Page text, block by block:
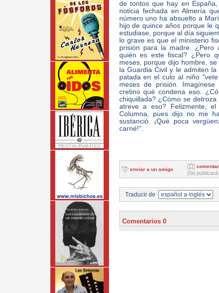
de tontos que hay en
noticia fechada en Almería
número uno ha absuelto a
hijo de quince años porque le
estudiase, porque al día
lo grave es que el ministerio
prisión para la madre. ¿Pero
quién es este fiscal? ¿Pero
meses, porque dijo hombre,
la Guardia Civil y le admiten
patada en el culo al niño
meses de prisión.
cretino qué condena eso.
chiquillada? ¿Cómo se
atreve a eso? Felizmente,
Columna, pues dijo no me
sustanció. ¡Qué poca
carné!".
enviar a un amigo
comentar
[Se
Traducir de
Comentarios 0